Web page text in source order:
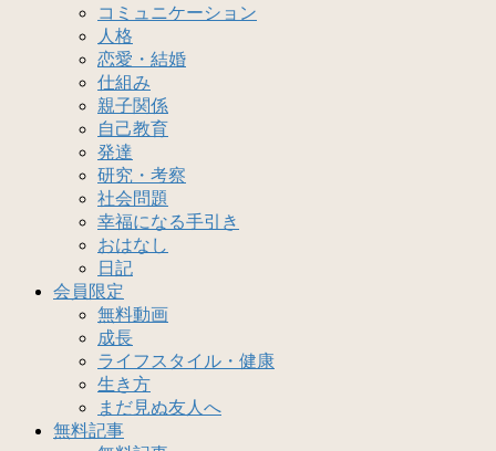
コミュニケーション
人格
恋愛・結婚
仕組み
親子関係
自己教育
発達
研究・考察
社会問題
幸福になる手引き
おはなし
日記
会員限定
無料動画
成長
ライフスタイル・健康
生き方
まだ見ぬ友人へ
無料記事